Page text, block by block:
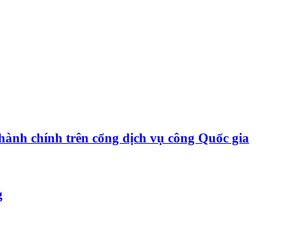
chính trên cổng dịch vụ công Quốc gia